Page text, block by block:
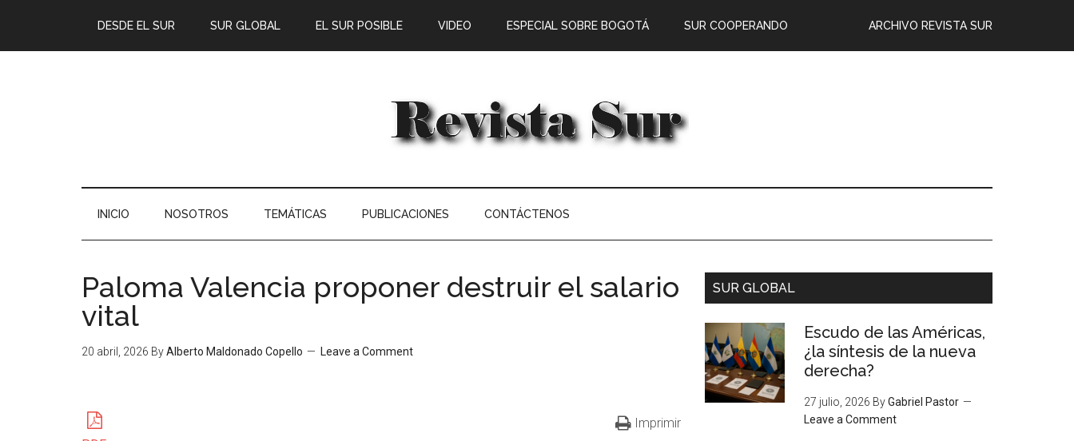
DESDE EL SUR SUR GLOBAL EL SUR POSIBLE ARCHIVO REVISTA SUR
VIDEO ESPECIAL SOBRE BOGOTÁ SUR COOPERANDO
INICIO NOSOTROS TEMÁTICAS PUBLICACIONES CONTÁCTENOS
Paloma Valencia proponer destruir el salario
vital
20 abril, 2026 ByAlberto Maldonado Copello Leave a Comment
Imprimir
SUR GLOBAL
Escudo de las Américas,
¿la síntesis de la nueva
derecha?
27 julio, 2026 ByGabriel Pastor
Leave a Comment